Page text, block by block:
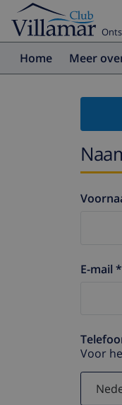
Home Meer
E-mail *
Voor